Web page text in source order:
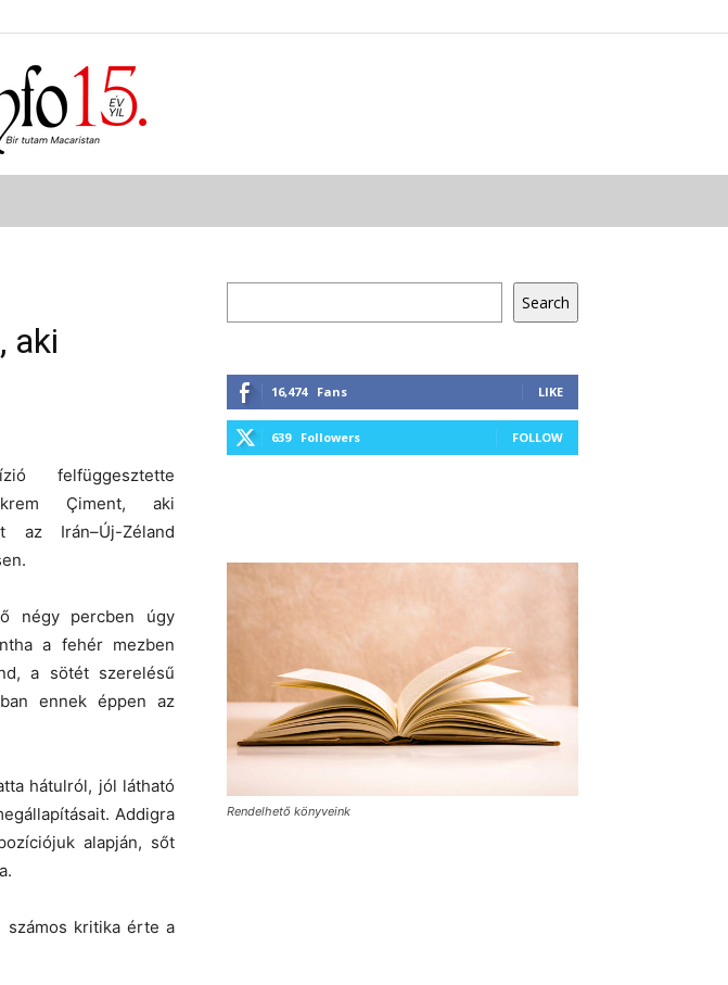
aki
felfüggesztette
Çiment, aki
az Irán–Új-Zéland
négy percben úgy
a fehér mezben
a sötét szerelésű
ennek éppen az
hátulról, jól látható
Addigra
alapján, sőt
számos kritika érte a
Search
16,474 Fans LIKE
639 Followers FOLLOW
Rendelhető könyveink